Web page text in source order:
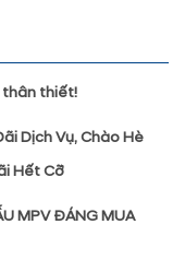
thân thiết!
Dịch Vụ, Chào Hè
Hết Cỡ
MPV ĐÁNG MUA